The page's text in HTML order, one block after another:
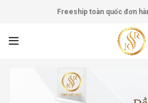
Freeship toàn quốc đơn